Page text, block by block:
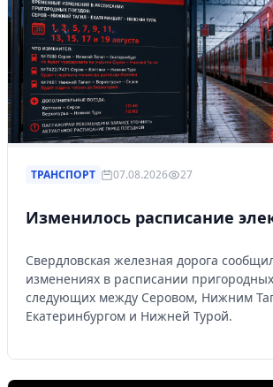
ТРАНСПОРТ 07.08.2026 27
Изменилось расписание
Свердловская железная дорога
изменениях в расписании
следующих между Серовом, Нижним
Екатеринбургом и Нижней Турой.